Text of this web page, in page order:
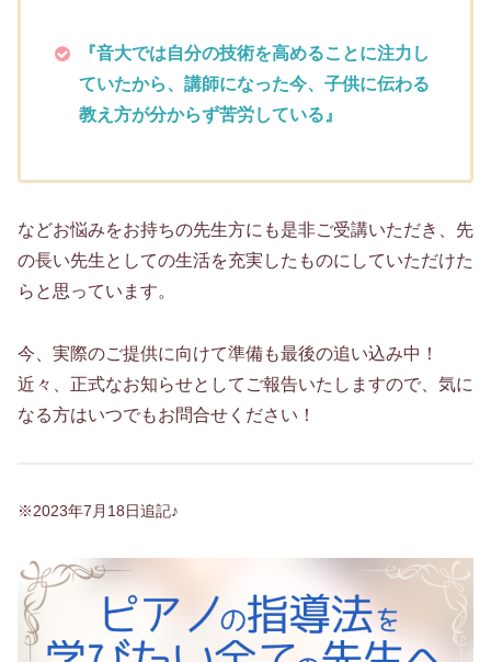
『音大では自分の技術を高めることに注力し
ていたから、講師になった今、子供に伝わる
教え方が分からず苦労している』
などお悩みをお持ちの先生方にも是非ご受講いただき、先
の長い先生としての生活を充実したものにしていただけた
らと思っています。
今、実際のご提供に向けて準備も最後の追い込み中！
近々、正式なお知らせとしてご報告いたしますので、気に
なる方はいつでもお問合せください！
※2023年7月18日追記♪